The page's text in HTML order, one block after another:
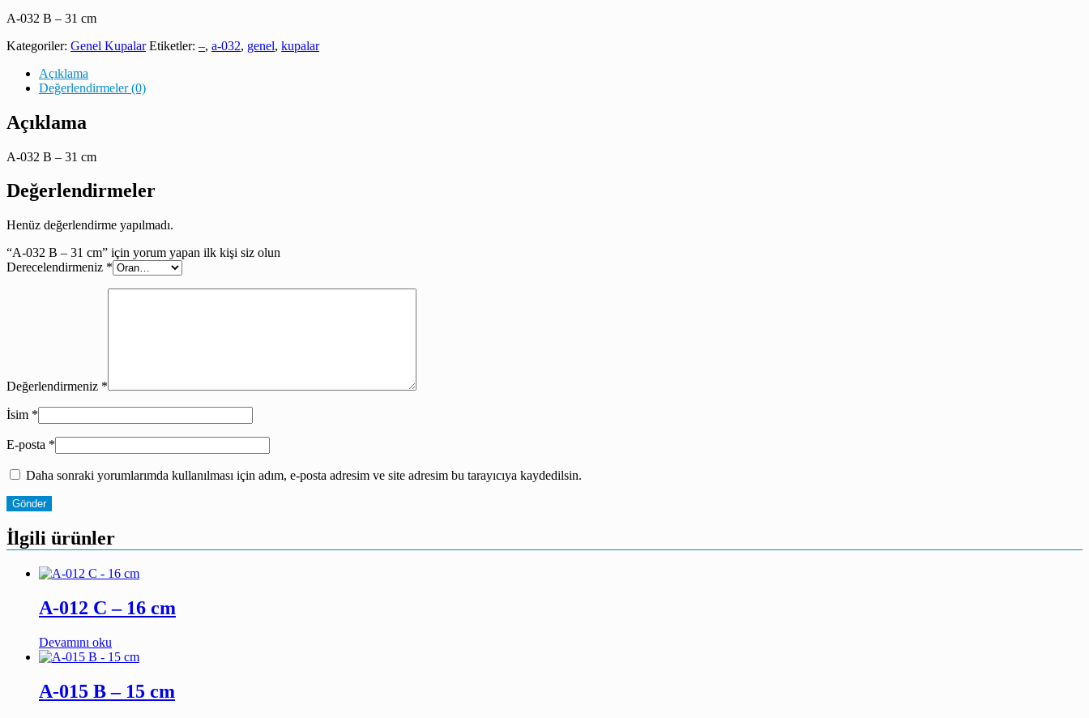
A-032 B – 31 cm
Kategoriler: Genel Kupalar Etiketler: –, a-032, genel, kupalar
Açıklama
Değerlendirmeler (0)
Açıklama
A-032 B – 31 cm
Değerlendirmeler
Henüz değerlendirme yapılmadı.
“A-032 B – 31 cm” için yorum yapan ilk kişi siz olun
Derecelendirmeniz *
Değerlendirmeniz *
İsim *
E-posta *
Daha sonraki yorumlarımda kullanılması için adım, e-posta adresim ve site adresim bu tarayıcıya kaydedilsin.
İlgili ürünler
A-012 C – 16 cm
Devamını oku
A-015 B – 15 cm